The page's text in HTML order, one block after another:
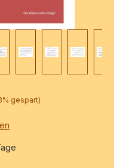
gespart)